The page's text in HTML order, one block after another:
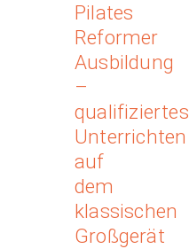
Pilates
Reformer
Ausbildung
–
qualifiziertes
Unterrichten
auf
dem
klassischen
Großgerät